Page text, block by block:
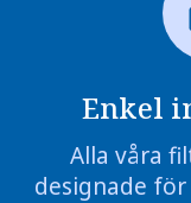
Enkel
Alla våra
designade